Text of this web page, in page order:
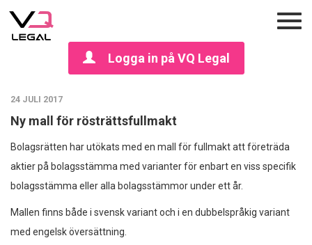
Logga in på VQ Legal
24 JULI 2017
Ny mall för rösträttsfullmakt
Bolagsrätten har utökats med en mall för fullmakt att företräda
aktier på bolagsstämma med varianter för enbart en viss specifik
bolagsstämma eller alla bolagsstämmor under ett år.
Mallen finns både i svensk variant och i en dubbelspråkig variant
med engelsk översättning.